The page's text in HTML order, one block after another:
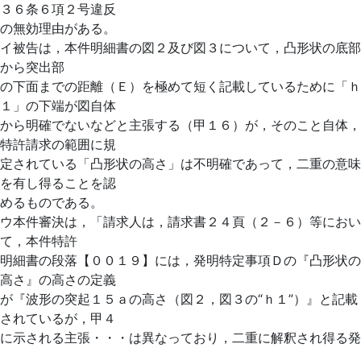
３６条６項２号違反
の無効理由がある。
イ被告は，本件明細書の図２及び図３について，凸形状の底部
から突出部
の下面までの距離（Ｅ）を極めて短く記載しているために「ｈ
１」の下端が図自体
から明確でないなどと主張する（甲１６）が，そのこと自体，
特許請求の範囲に規
定されている「凸形状の高さ」は不明確であって，二重の意味
を有し得ることを認
めるものである。
ウ本件審決は，「請求人は，請求書２４頁（２－６）等におい
て，本件特許
明細書の段落【００１９】には，発明特定事項Ｄの『凸形状の
高さ』の高さの定義
が『波形の突起１５ａの高さ（図２，図３の“ｈ１”）』と記載
されているが，甲４
に示される主張・・・は異なっており，二重に解釈され得る発